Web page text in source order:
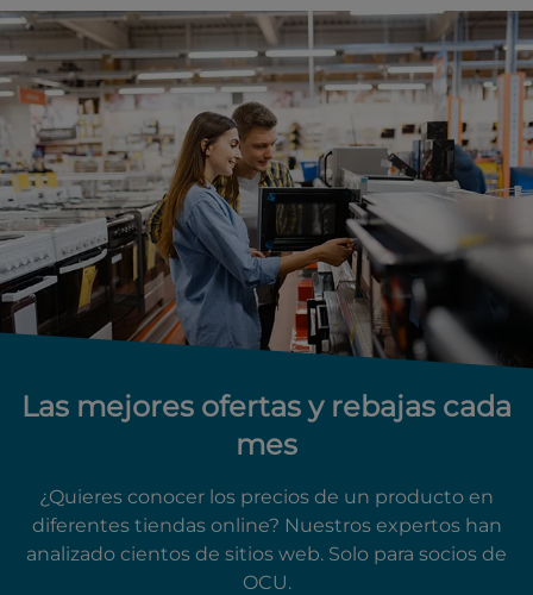
Las mejores ofertas y rebajas cada
mes
¿Quieres conocer los precios de un producto en
diferentes tiendas online? Nuestros expertos han
analizado cientos de sitios web. Solo para socios de
OCU.